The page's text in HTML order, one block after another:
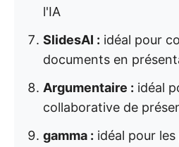
l'IA
SlidesAI : idéal pour
documents en
Argumentaire : idéal
collaborative de
gamma : idéal pour